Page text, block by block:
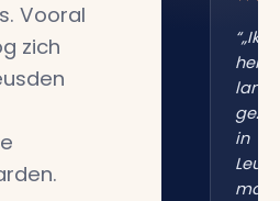
Vooral
zich
“„Ik
heb
lang
in
maar